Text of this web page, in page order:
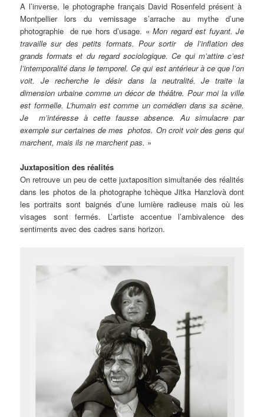
A l’inverse, le photographe français David Rosenfeld présent à
Montpellier lors du vernissage s’arrache au mythe d’une
photographie de rue hors d’usage. «Mon regard est fuyant. Je
travaille sur des petits formats. Pour sortir de l’inflation des
grands formats et du regard sociologique. Ce qui m’attire c’est
l’intemporalité dans le temporel. Ce qui est antérieur à ce que l’on
voit. Je recherche le désir dans la neutralité. Je traite la
dimension urbaine comme un décor de théâtre. Pour moi la ville
est formelle. L’humain est comme un comédien dans sa scène.
Je m’intéresse à cette fausse absence. Au simulacre par
exemple sur certaines de mes photos. On croit voir des gens qui
marchent, mais ils ne marchent pas. »
Juxtaposition des réalités
On retrouve un peu de cette juxtaposition simultanée des réalités
dans les photos de la photographe tchèque Jitka Hanzlovà dont
les portraits sont baignés d’une lumière radieuse mais où les
visages sont fermés. L’artiste accentue l’ambivalence des
sentiments avec des cadres sans horizon.